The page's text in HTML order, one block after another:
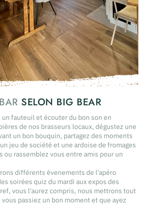
SELON BIG BEAR
fauteuil et écouter du bon son en
de nos brasseurs locaux, dégustez une
un bon bouquin, partagez des moments
jeu de société et une ardoise de fromages
ou rassemblez vous entre amis pour un
différents évenements de l'apéro
soirées quiz du mardi aux expos des
vous l'aurez compris, nous mettrons tout
passiez un bon moment et que ayez